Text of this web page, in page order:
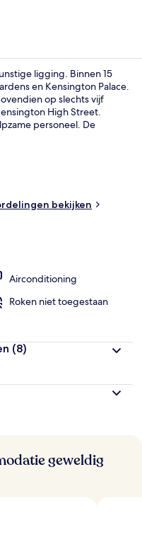
ligging. Binnen 15
en Kensington Palace.
op slechts vijf
High Street.
personeel. De
Station en 7
Station.
bekijken
Airconditioning
Roken niet toegestaan
(8)
geweldig